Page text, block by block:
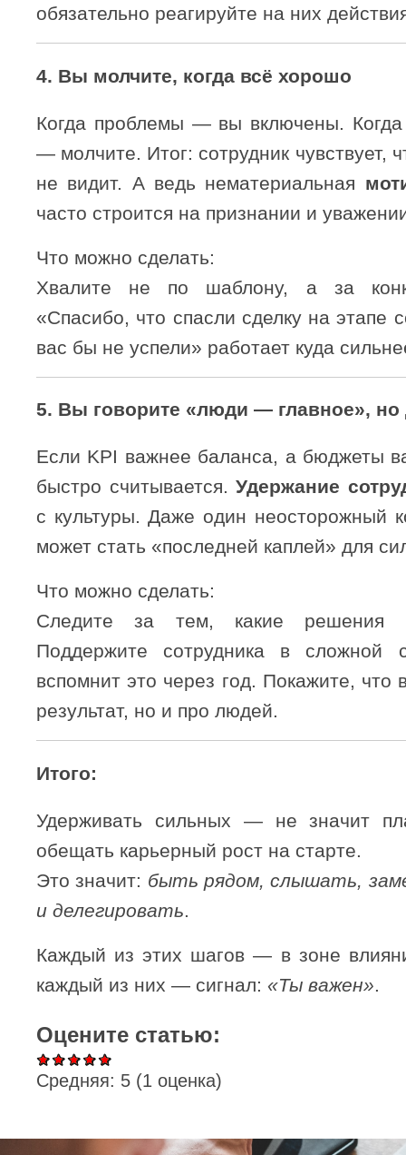
обязательно реагируйте на них
4. Вы молчите, когда всё хорошо
Когда проблемы — вы включены.
— молчите. Итог: сотрудник чувствует,
не видит. А ведь нематериальная
часто строится на признании и
Что можно сделать:
Хвалите не по шаблону, а за
«Спасибо, что спасли сделку на этапе
вас бы не успели» работает куда
5. Вы говорите «люди — главное», но
Если KPI важнее баланса, а бюджеты
быстро считывается. Удержание
с культуры. Даже один неосторожный
может стать «последней каплей» для
Что можно сделать:
Следите за тем, какие решения
Поддержите сотрудника в
вспомнит это через год. Покажите,
результат, но и про людей.
Итого:
Удерживать сильных — не значит
обещать карьерный рост на старте.
Это значит: быть рядом, слышать,
и делегировать
Каждый из этих шагов — в зоне
каждый из них — сигнал: «Ты важен»
Оцените статью:
Средняя: 5 (1 оценка)